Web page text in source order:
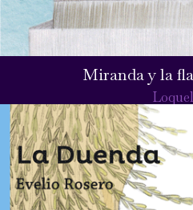
Miranda y la